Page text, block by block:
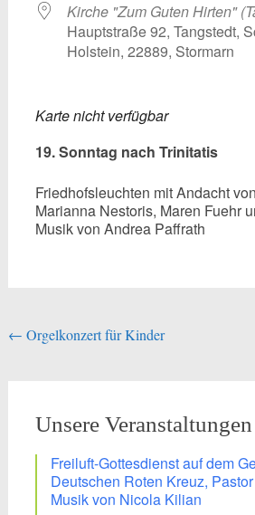
Kirche "Zum Guten Hirten"
Hauptstraße 92, Tangstedt,
Holstein, 22889, Stormarn
Karte nicht verfügbar
19. Sonntag nach Trinitatis
Friedhofsleuchten mit Andacht
Marianna Nestoris, Maren Fuehr
Musik von Andrea Paffrath
Beitragsnavigation
← Orgelkonzert für Kinder
Unsere Veranstaltungen
Freiluft-Gottesdienst auf dem
Deutschen Roten Kreuz,
Musik von Nicola Kilian